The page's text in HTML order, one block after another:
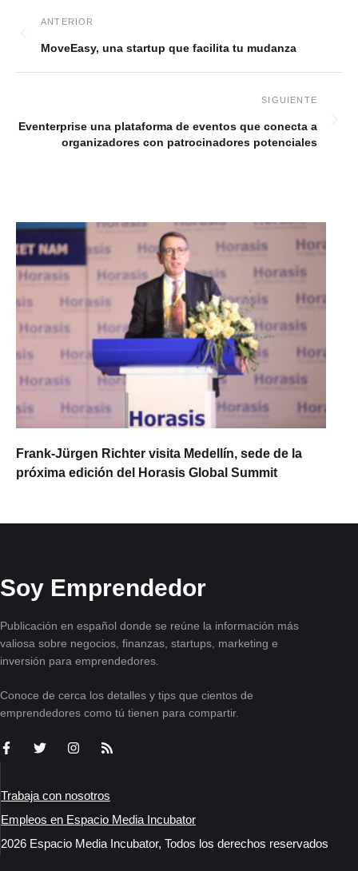
MoveEasy, una startup que facilita tu mudanza
Eventerprise una plataforma de eventos que conecta a
organizadores con patrocinadores potenciales
Frank-Jürgen Richter visita Medellín, sede de la
próxima edición del Horasis Global Summit
Soy Emprendedor
Publicación en español donde se reúne la información más
valiosa sobre negocios, finanzas, startups, marketing e
inversión para emprendedores.
Conoce de cerca los detalles y tips que cientos de
emprendedores como tú tienen para compartir.
Trabaja con nosotros
Empleos en Espacio Media Incubator
2026 Espacio Media Incubator, Todos los derechos reservados